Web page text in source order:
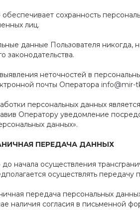
обеспечивает сохранность
лиц.
данные Пользователя никогда,
законодательства.
неточностей в
почты Оператора info@mir-
персональных данных
Оператору уведомление
данных».
ПЕРЕДАЧА ДАННЫХ
до начала осуществления
осуществлять
передача персональных
наличия согласия в письменной